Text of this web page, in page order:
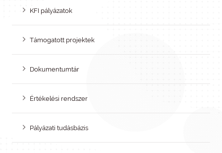
KFI pályázatok
Támogatott projektek
Dokumentumtár
Értékelési rendszer
Pályázati tudásbázis